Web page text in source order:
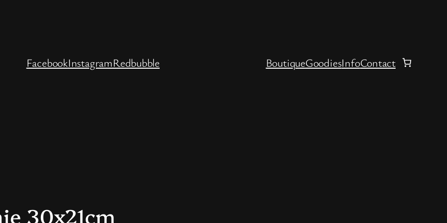
FacebookInstagramRedbubble BoutiqueGoodiesInfoContact
30x21cm